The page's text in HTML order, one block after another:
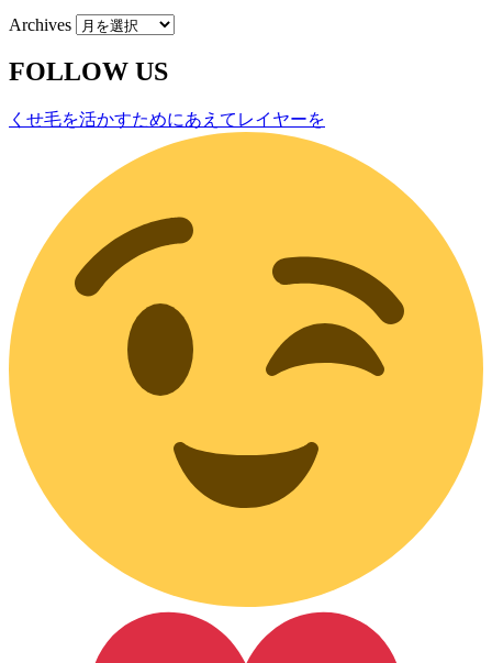
Archives
FOLLOW US
くせ毛を活かすためにあえてレイヤーを